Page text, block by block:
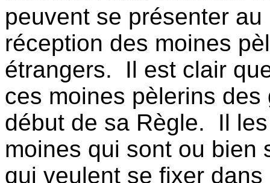
peuvent se présenter au
réception des moines
étrangers.
Il est clair
ces moines pèlerins
début de sa Règle.
Il
moines qui sont ou bien
qui veulent se fixer